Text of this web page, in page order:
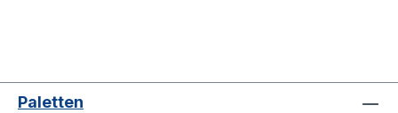
Paletten